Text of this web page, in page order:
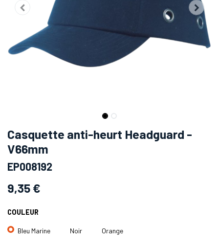
Casquette anti-heurt Headguard -
V66mm
EP008192
9,35 €
COULEUR
Bleu Marine Noir Orange